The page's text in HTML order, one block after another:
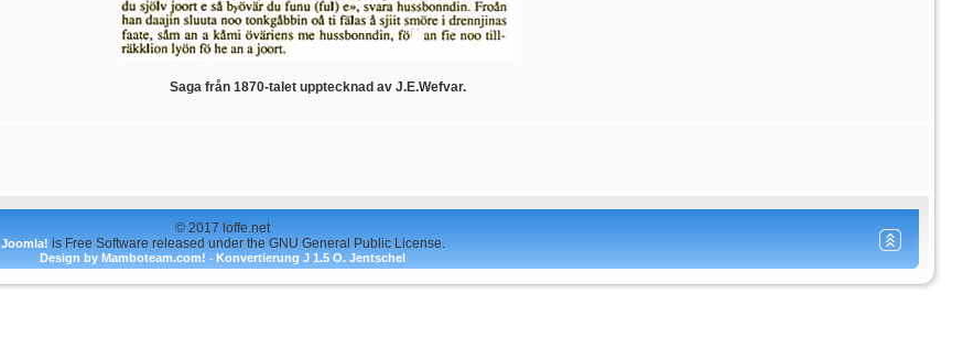
Saga från 1870-talet upptecknad av J.E.Wefvar.
© 2017 loffe.net
Joomla! is Free Software released under the GNU General Public License.
Design by Mamboteam.com! - Konvertierung J 1.5 O. Jentschel